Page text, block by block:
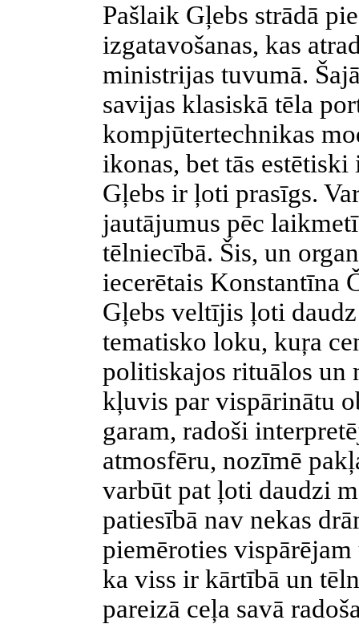
Pašlaik Gļebs strādā
izgatavošanas, kas
ministrijas tuvumā.
savijas klasiskā tēla
kompjūtertechnikas
ikonas, bet tās
Gļebs ir ļoti prasīgs.
jautājumus pēc
tēlniecībā. Šis, un
iecerētais Konstantīna
Gļebs veltījis ļoti
tematisko loku, kuŗa
politiskajos rituālos un
kļuvis par vispārinātu
garam, radoši
atmosfēru, nozīmē
varbūt pat ļoti daudzi
patiesībā nav nekas
piemēroties
ka viss ir kārtībā un
pareizā ceļa savā